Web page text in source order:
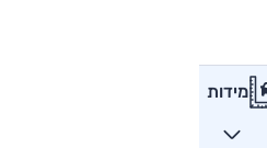
מידות